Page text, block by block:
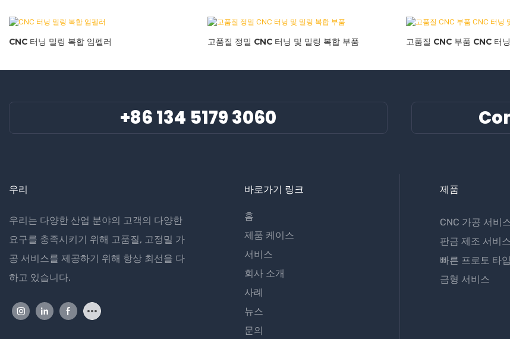
CNC 터닝 밀링 복합 임펠러 고품질 정밀 CNC 터닝 및 밀링 복합 부품 고품질 CNC 부품 CNC 터
+86 134 5179 3060
우리
우리는 다양한 산업 분야의 고객의 다양한
요구를 충족시키기 위해 고품질, 고정밀 가
공 서비스를 제공하기 위해 항상 최선을 다
하고 있습니다.
바로가기 링크
홈
제품 케이스
서비스
회사 소개
사례
뉴스
문의
제품
CNC 가공 서비
판금 제조 서비스
빠른 프로토 타입
금형 서비스